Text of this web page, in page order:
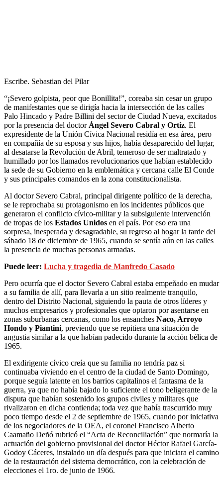
Escribe. Sebastian del Pilar
“¡Severo golpista, peor que Bonillita!”, coreaba sin cesar un grupo
de manifestantes que se dirigía hacia la intersección de las calles
Palo Hincado y Padre Billini del sector de Ciudad Nueva, excitados
por la presencia del doctor Ángel Severo Cabral y Ortiz. El
expresidente de la Unión Cívica Nacional residía en esa área, pero
en compañía de su esposa y sus hijos, había desaparecido del lugar,
al desatarse la Revolución de Abril, temeroso de ser maltratado y
humillado por los llamados revolucionarios que habían establecido
la sede de su Gobierno en la emblemática y cercana calle El Conde
y sus principales comandos en la zona constitucionalista.
Al doctor Severo Cabral, principal dirigente político de la derecha,
se le reprochaba su protagonismo en los incidentes públicos que
generaron el conflicto cívico-militar y la subsiguiente intervención
de tropas de los Estados Unidos en el país. Por eso era una
sorpresa, inesperada y desagradable, su regreso al hogar la tarde del
sábado 18 de diciembre de 1965, cuando se sentía aún en las calles
la presencia de muchas personas armadas.
Puede leer: Lucha y tragedia de Manfredo Casado
Pero ocurría que el doctor Severo Cabral estaba empeñado en mudar
a su familia de allí, para llevarla a un sitio realmente tranquilo,
dentro del Distrito Nacional, siguiendo la pauta de otros líderes y
muchos empresarios y profesionales que optaron por asentarse en
zonas suburbanas cercanas, como los ensanches Naco, Arroyo
Hondo y Piantini, previendo que se repitiera una situación de
angustia similar a la que habían padecido durante la acción bélica de
1965.
El exdirigente cívico creía que su familia no tendría paz si
continuaba viviendo en el centro de la ciudad de Santo Domingo,
porque seguía latente en los barrios capitalinos el fantasma de la
guerra, ya que no había bajado lo suficiente el tono beligerante de la
disputa que habían sostenido los grupos civiles y militares que
rivalizaron en dicha contienda; toda vez que había trascurrido muy
poco tiempo desde el 2 de septiembre de 1965, cuando por iniciativa
de los negociadores de la OEA, el coronel Francisco Alberto
Caamaño Deñó rubricó el “Acta de Reconciliación” que normaría la
actuación del gobierno provisional del doctor Héctor Rafael García-
Godoy Cáceres, instalado un día después para que iniciara el camino
de la restauración del sistema democrático, con la celebración de
elecciones el 1ro. de junio de 1966.